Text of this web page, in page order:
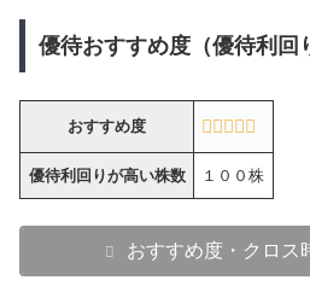
優待おすすめ度（優待利回
おすすめ度
優待利回りが高い株数 １００株
おすすめ度・クロス